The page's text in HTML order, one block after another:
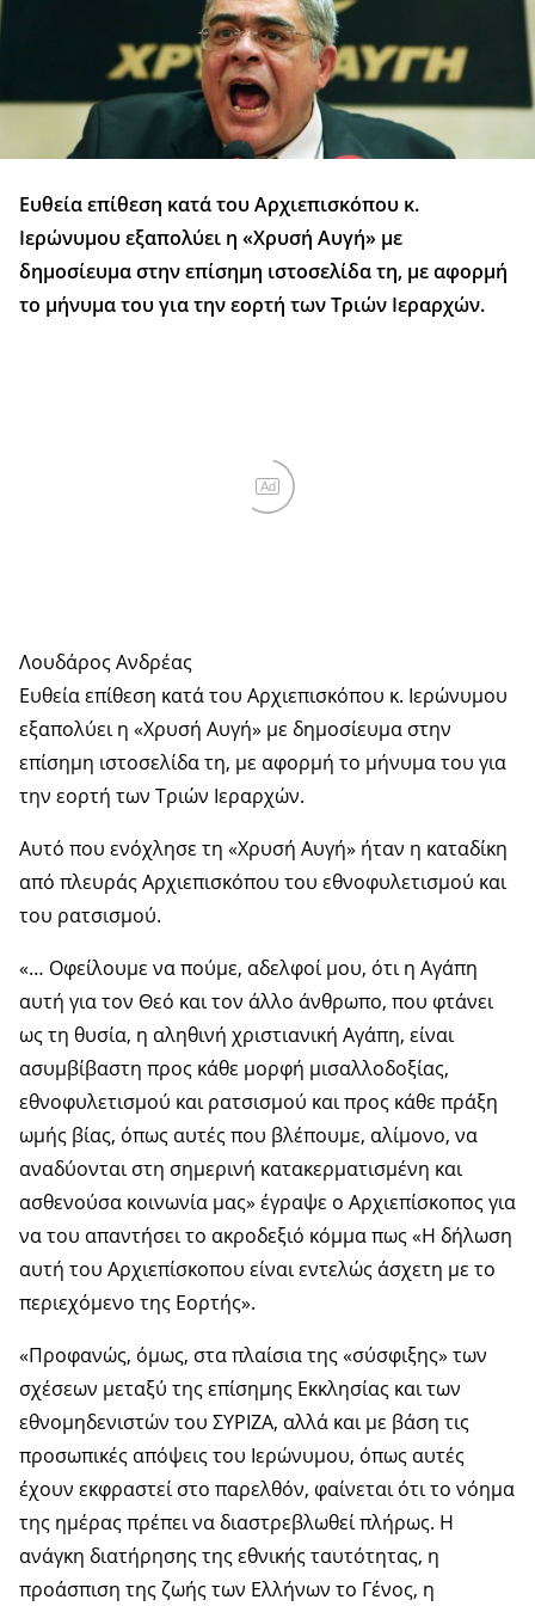
Ευθεία επίθεση κατά του Αρχιεπισκόπου κ.
Ιερώνυμου εξαπολύει η «Χρυσή Αυγή» με
δημοσίευμα στην επίσημη ιστοσελίδα τη, με αφορμή
το μήνυμα του για την εορτή των Τριών Ιεραρχών.
Ad
Λουδάρος Ανδρέας
Ευθεία επίθεση κατά του Αρχιεπισκόπου κ. Ιερώνυμου
εξαπολύει η «Χρυσή Αυγή» με δημοσίευμα στην
επίσημη ιστοσελίδα τη, με αφορμή το μήνυμα του για
την εορτή των Τριών Ιεραρχών.
Αυτό που ενόχλησε τη «Χρυσή Αυγή» ήταν η καταδίκη
από πλευράς Αρχιεπισκόπου του εθνοφυλετισμού και
του ρατσισμού.
«… Οφείλουμε να πούμε, αδελφοί μου, ότι η Αγάπη
αυτή για τον Θεό και τον άλλο άνθρωπο, που φτάνει
ως τη θυσία, η αληθινή χριστιανική Αγάπη, είναι
ασυμβίβαστη προς κάθε μορφή μισαλλοδοξίας,
εθνοφυλετισμού και ρατσισμού και προς κάθε πράξη
ωμής βίας, όπως αυτές που βλέπουμε, αλίμονο, να
αναδύονται στη σημερινή κατακερματισμένη και
ασθενούσα κοινωνία μας» έγραψε ο Αρχιεπίσκοπος για
να του απαντήσει το ακροδεξιό κόμμα πως «Η δήλωση
αυτή του Αρχιεπίσκοπου είναι εντελώς άσχετη με το
περιεχόμενο της Εορτής».
«Προφανώς, όμως, στα πλαίσια της «σύσφιξης» των
σχέσεων μεταξύ της επίσημης Εκκλησίας και των
εθνομηδενιστών του ΣΥΡΙΖΑ, αλλά και με βάση τις
προσωπικές απόψεις του Ιερώνυμου, όπως αυτές
έχουν εκφραστεί στο παρελθόν, φαίνεται ότι το νόημα
της ημέρας πρέπει να διαστρεβλωθεί πλήρως. Η
ανάγκη διατήρησης της εθνικής ταυτότητας, η
προάσπιση της ζωής των Ελλήνων το Γένος, η